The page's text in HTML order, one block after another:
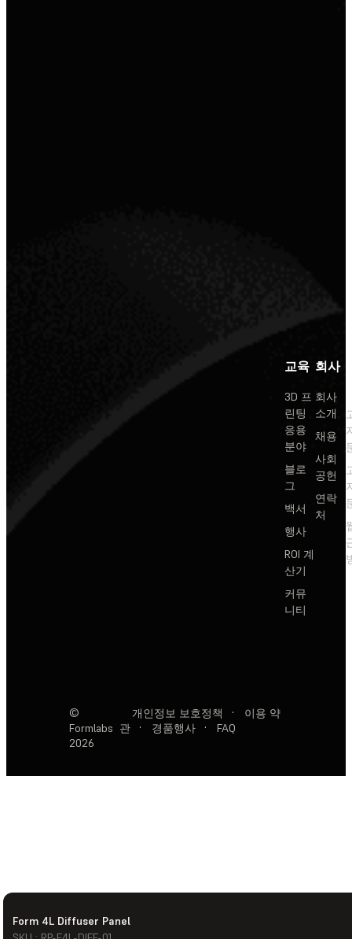
Form 4L Diffuser Panel
교육
3D 프
린팅
응용
분야
블로
그
백서
행사
ROI 계
산기
커뮤
니티
회사
회사
소개
채용
사회
공헌
연락
처
©
Formlabs
2026
개인정보 보호정책 ·
이용 약
관
· 경품행사 · FAQ